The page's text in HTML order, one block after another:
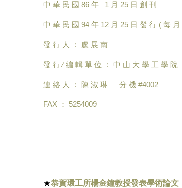
中 華 民 國 86 年 1 月 25 日 創 刊
中 華 民 國 94 年 12 月 25 日 發 行 ( 每 月
發 行 人 ： 盧 展 南
發 行 ∕ 編 輯 單 位 ： 中 山 大 學 工 學 院
連 絡 人 ： 陳 淑 琳 分 機 #4002
FAX ： 5254009
★恭賀環工所楊金鐘教授發表學術論文